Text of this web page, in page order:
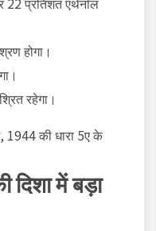
होगा।
रहेगा।
1944 की धारा 5ए के
दिशा में बड़ा